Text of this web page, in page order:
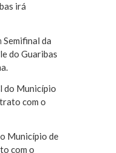
irá
Semifinal da
do Guaribas
do Município
com o
Município de
com o